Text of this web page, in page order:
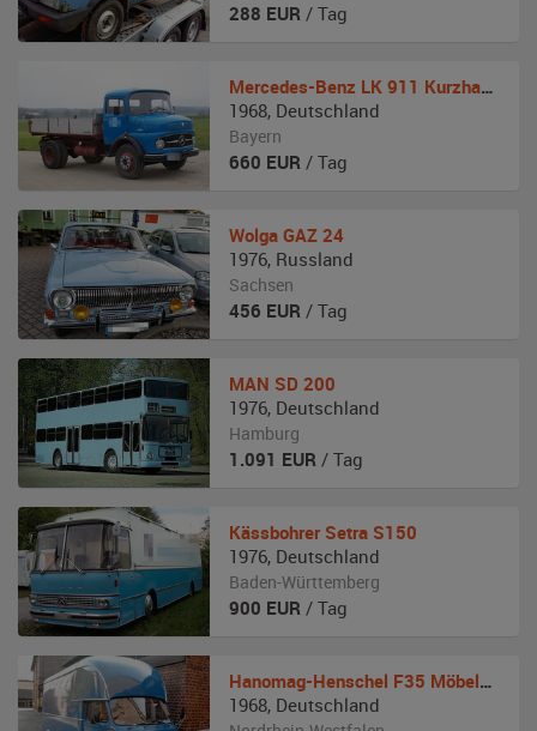
288 EUR / Tag
Mercedes-Benz LK 911 Kurzhauber Kipper
1968, Deutschland
Bayern
660 EUR / Tag
Wolga GAZ 24
1976, Russland
Sachsen
456 EUR / Tag
MAN SD 200
1976, Deutschland
Hamburg
1.091 EUR / Tag
Kässbohrer Setra S150
1976, Deutschland
Baden-Württemberg
900 EUR / Tag
Hanomag-Henschel F35 Möbelwagen
1968, Deutschland